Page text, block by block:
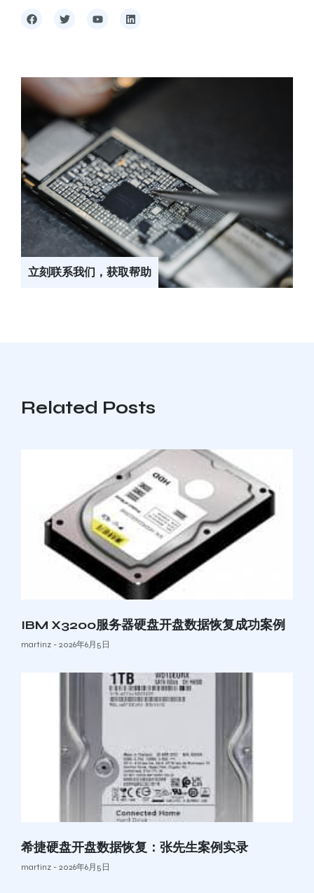
立刻联系我们，获取帮助
Related Posts
IBM X3200服务器硬盘开盘数据恢复成功案例
martinz 2026年6月5日
希捷硬盘开盘数据恢复：张先生案例实录
martinz 2026年6月5日